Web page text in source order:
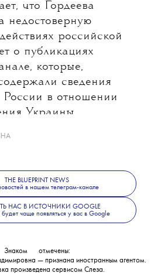
что Гордеева
недостоверную
российской
о публикациях
которые,
сведения
России в отношении
Украины.
стали
комитете
что решается вопрос
розыск.
THE BLUEPRINT NEWS
в нашем телеграм-канале
НАС В ИСТОЧНИКИ GOOGLE
чаще появляться у вас в Google
Знаком
отмечены:
— признана иностранным агентом.
произведена сервисом Слеза.